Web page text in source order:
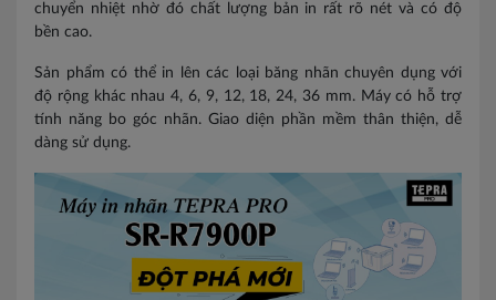
chuyển nhiệt nhờ đó chất lượng bản in rất rõ nét và có độ
bền cao.
Sản phẩm có thể in lên các loại băng nhãn chuyên dụng với
độ rộng khác nhau 4, 6, 9, 12, 18, 24, 36 mm. Máy có hỗ trợ
tính năng bo góc nhãn. Giao diện phần mềm thân thiện, dễ
dàng sử dụng.